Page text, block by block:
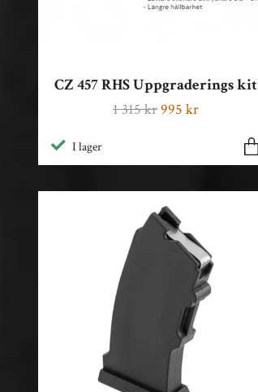
CZ 457 RHS Uppgraderings kit
1 315 kr995 kr
I lager